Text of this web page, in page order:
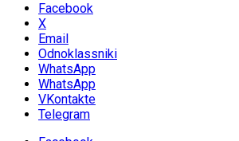
Facebook
X
Email
Odnoklassniki
WhatsApp
WhatsApp
VKontakte
Telegram